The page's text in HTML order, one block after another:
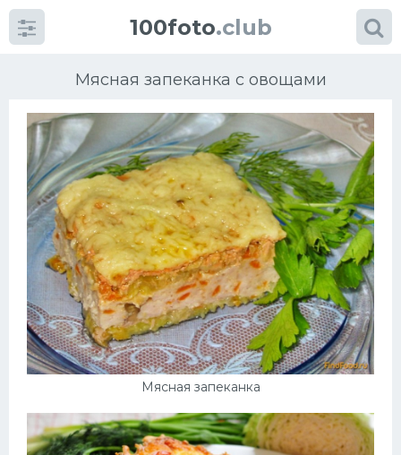
100foto.club
Мясная запеканка с овощами
Мясная запеканка
Категориикартинок
Супы
Мясные блюда
Печенье
Салат
Десерт